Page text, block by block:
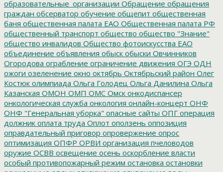
образовательные_организации Обращение обращения
граждан обсерватор обучение общепит общественная
баня общественная палата ЕАО Общественная палата РФ
общественный транспорт общество общество "Знание"
общество инвалидов Общество фотоискусства ЕАО
объединение объявления обыск обыски Овчинников
Огородова ограбление ограничение движения ОГЭ ОДН
ожоги озеленение окно октябрь Октябрьский район Олег
Костюк олимпиада Ольга Голодец Ольга Данилина Ольга
Казанская ОМОН ОМП ОМС Омск онкодиспансер
онкологическая служба онкология онлайн-концерт ОНФ
ОНФ "Генеральная уборка" опасные сайты ОПГ операция
должник оплата труда Оплот оползень оппозиция
оправдательный приговор опровержение опрос
оптимизация ОПФР ОРВИ организация пчеловодов
оружие ОСВВ освещение осень оскорбление власти
особый противопожарный режим остановка остановки